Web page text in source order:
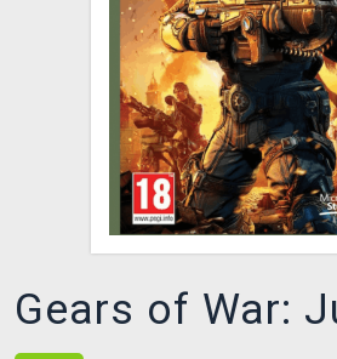
DOPRAVA
XZONE KLUB
TCG & BOARDGAME HUB
VÝKUP HER (BAZAR)
Gears of War: